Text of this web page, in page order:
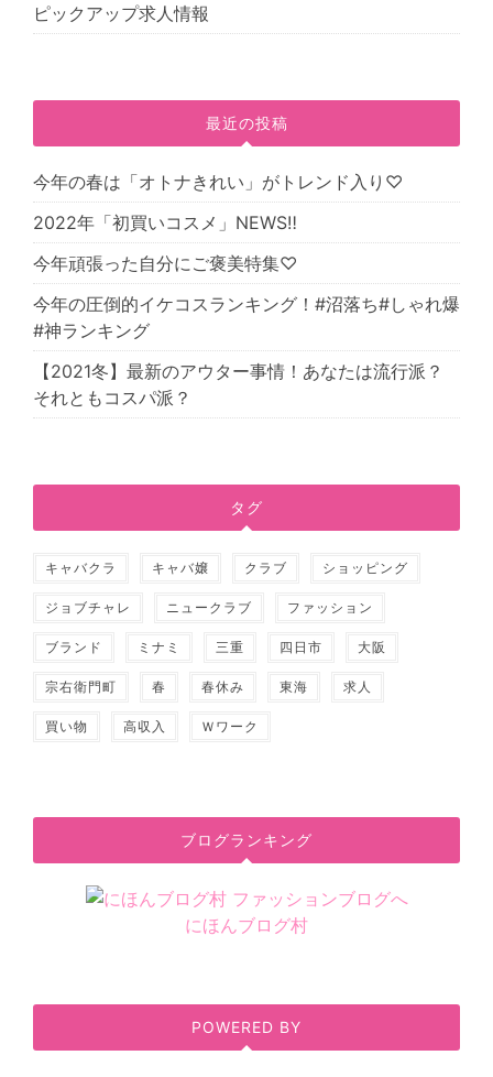
ピックアップ求人情報
最近の投稿
今年の春は「オトナきれい」がトレンド入り♡
2022年「初買いコスメ」NEWS‼
今年頑張った自分にご褒美特集♡
今年の圧倒的イケコスランキング！#沼落ち#しゃれ爆
#神ランキング
【2021冬】最新のアウター事情！あなたは流行派？
それともコスパ派？
タグ
キャバクラ キャバ嬢 クラブ ショッピング
ジョブチャレ ニュークラブ ファッション
ブランド ミナミ 三重 四日市 大阪
宗右衛門町 春 春休み 東海 求人
買い物 高収入 Ｗワーク
ブログランキング
にほんブログ村
POWERED BY